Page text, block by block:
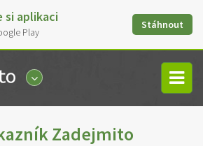
si aplikaci
Play
Stáhnout
Zadejmito